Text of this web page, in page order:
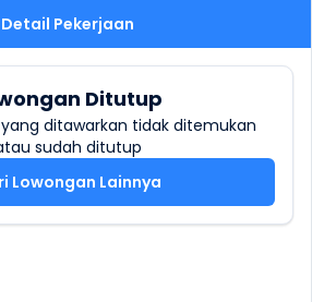
Detail Pekerjaan
Ditutup
ditawarkan tidak ditemukan
sudah ditutup
Lowongan Lainnya